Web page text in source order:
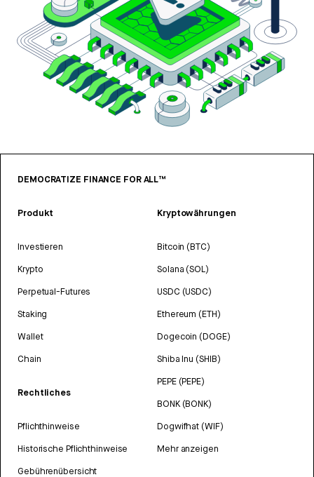
DEMOCRATIZE FINANCE FOR ALL™
Produkt
Investieren
Krypto
Perpetual-Futures
Staking
Wallet
Chain
Rechtliches
Pflichthinweise
Historische Pflichthinweise
Gebührenübersicht
Kryptowährungen
Bitcoin (BTC)
Solana (SOL)
USDC (USDC)
Ethereum (ETH)
Dogecoin (DOGE)
Shiba Inu (SHIB)
PEPE (PEPE)
BONK (BONK)
Dogwifhat (WIF)
Mehr anzeigen